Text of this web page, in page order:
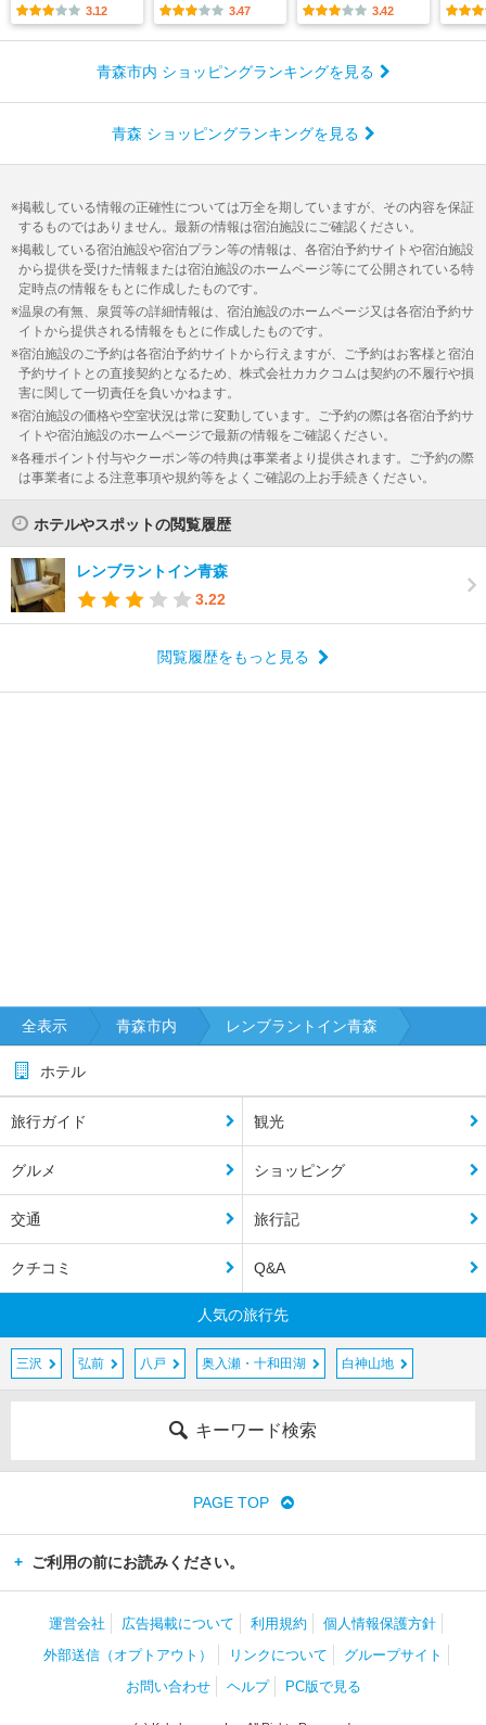
3.12 3.47 3.42
青森市内 ショッピングランキングを見る
青森 ショッピングランキングを見る
掲載している情報の正確性については万全を期していますが、その内容を保証
するものではありません。最新の情報は宿泊施設にご確認ください。
掲載している宿泊施設や宿泊プラン等の情報は、各宿泊予約サイトや宿泊施設
から提供を受けた情報または宿泊施設のホームページ等にて公開されている特
定時点の情報をもとに作成したものです。
温泉の有無、泉質等の詳細情報は、宿泊施設のホームページ又は各宿泊予約サ
イトから提供される情報をもとに作成したものです。
宿泊施設のご予約は各宿泊予約サイトから行えますが、ご予約はお客様と宿泊
予約サイトとの直接契約となるため、株式会社カカクコムは契約の不履行や損
害に関して一切責任を負いかねます。
宿泊施設の価格や空室状況は常に変動しています。ご予約の際は各宿泊予約サ
イトや宿泊施設のホームページで最新の情報をご確認ください。
各種ポイント付与やクーポン等の特典は事業者より提供されます。ご予約の際
は事業者による注意事項や規約等をよくご確認の上お手続きください。
ホテルやスポットの閲覧履歴
レンブラントイン青森
3.22
閲覧履歴をもっと見る
全表示 青森市内 レンブラントイン青森
ホテル
旅行ガイド 観光
グルメ ショッピング
交通 旅行記
クチコミ Q&A
人気の旅行先
三沢 弘前 八戸 奥入瀬・十和田湖 白神山地
キーワード検索
PAGE TOP
ご利用の前にお読みください。
運営会社 広告掲載について 利用規約
個人情報保護方針
外部送信（オプトアウト）
リンクについて
グループサイト
お問い合わせ
ヘルプ PC版で見る